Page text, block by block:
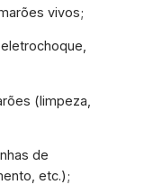
vivos;
(limpeza,
de
etc.);